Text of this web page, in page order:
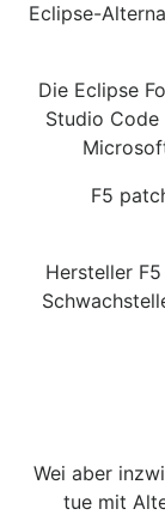
Eclipse-
Die Eclipse
Studio
F5
Hersteller
Wei aber
tue mit